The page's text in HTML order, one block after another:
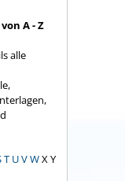
A - Z
alle
T UVWX Y